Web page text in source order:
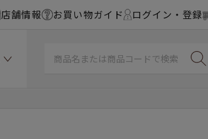
店舗情報 お買い物ガイド ログイン・登録